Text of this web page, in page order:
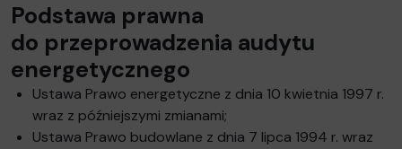
Podstawa prawna
do przeprowadzenia audytu
energetycznego
Ustawa Prawo energetyczne z dnia 10 kwietnia 1997 r.
wraz z późniejszymi zmianami;
Ustawa Prawo budowlane z dnia 7 lipca 1994 r. wraz